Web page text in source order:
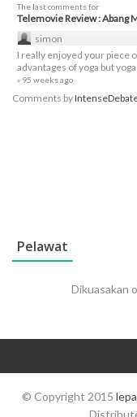
The last comments for
Telemovie Review : Abang
simon
I really enjoyed your piece
advantages of yoga but yoga
» 95 weeks ago
Comments by
Pelawat
Dikuasakan
© Copyright 2015